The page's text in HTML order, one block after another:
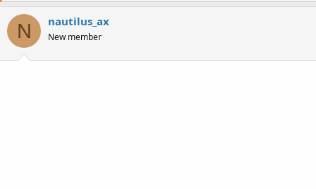
o
r
h
d
e
N nautilus_ax
New member